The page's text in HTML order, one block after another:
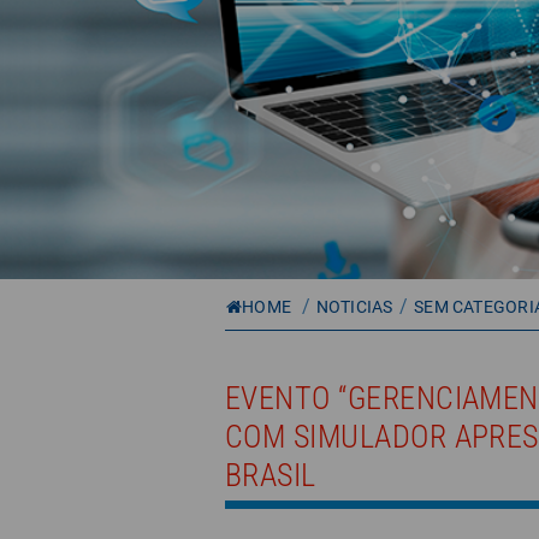
HOME / NOTICIAS / SEM
EVENTO
COM SIMULADOR
BRASIL